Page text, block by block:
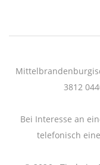
3812
Bei Interesse an
telefonisch